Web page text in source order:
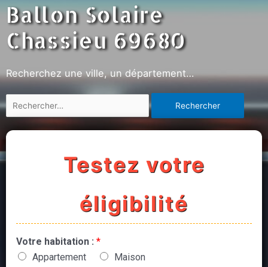
Ballon Solaire
Chassieu 69680
Recherchez une ville, un département…
Testez votre
éligibilité
Votre habitation : *
Appartement
Maison